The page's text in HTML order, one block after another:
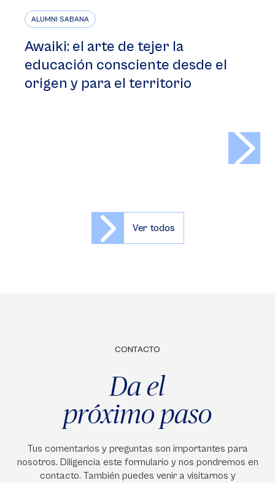
ALUMNI SABANA
Awaiki: el arte de tejer la
educación consciente desde el
origen y para el territorio
Ver todos
CONTACTO
Da el
próximo paso
Tus comentarios y preguntas son importantes para
nosotros. Diligencia este formulario y nos pondremos en
contacto. También puedes venir a visitarnos y